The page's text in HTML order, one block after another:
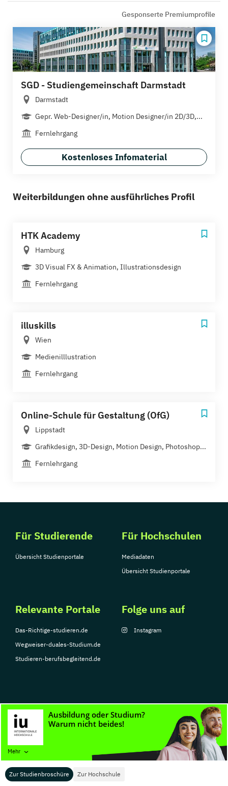
Zur Studienbroschüre Zur Hochschule
Mehr
Gesponserte Premiumprofile
SGD - Studiengemeinschaft Darmstadt
Darmstadt
Gepr. Web-Designer/in, Motion Designer/in 2D/3D,...
Fernlehrgang
Kostenloses Infomaterial
Weiterbildungen ohne ausführliches Profil
HTK Academy
Hamburg
3D Visual FX & Animation, Illustrationsdesign
Fernlehrgang
illuskills
Wien
Medienilllustration
Fernlehrgang
Online-Schule für Gestaltung (OfG)
Lippstadt
Grafikdesign, 3D-Design, Motion Design, Photoshop...
Fernlehrgang
Für Studierende
Übersicht Studienportale
Für Hochschulen
Mediadaten
Übersicht Studienportale
Relevante Portale
Das-Richtige-studieren.de
Wegweiser-duales-Studium.de
Studieren-berufsbegleitend.de
Folge uns auf
Instagram
© Copyright 2026, TarGroup Media GmbH
Nutzungsbedingungen